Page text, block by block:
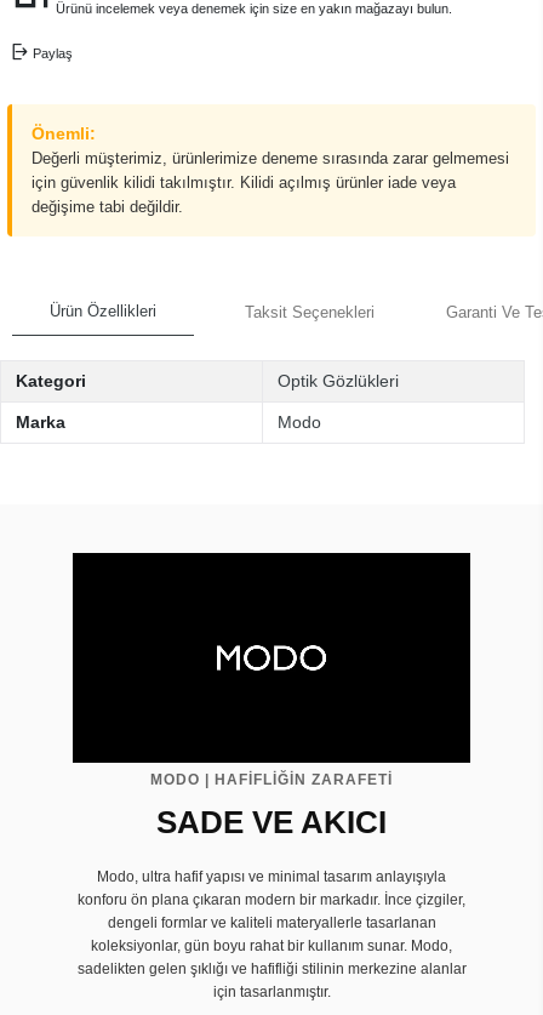
Ürünü incelemek veya denemek için size en yakın mağazayı bulun.
Paylaş
Önemli:
Değerli müşterimiz, ürünlerimize deneme sırasında zarar gelmemesi
için güvenlik kilidi takılmıştır. Kilidi açılmış ürünler iade veya
değişime tabi değildir.
Ürün Özellikleri Taksit Seçenekleri Garanti Ve
Kategori Optik Gözlükleri
Marka Modo
MODO | HAFİFLİĞİN ZARAFETİ
SADE VE AKICI
Modo, ultra hafif yapısı ve minimal tasarım anlayışıyla
konforu ön plana çıkaran modern bir markadır. İnce çizgiler,
dengeli formlar ve kaliteli materyallerle tasarlanan
koleksiyonlar, gün boyu rahat bir kullanım sunar. Modo,
sadelikten gelen şıklığı ve hafifliği stilinin merkezine alanlar
için tasarlanmıştır.